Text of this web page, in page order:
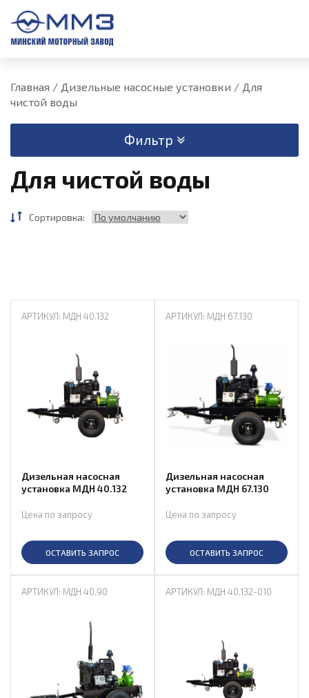
Главная / Дизельные насосные установки / Для
чистой воды
Фильтр
Для чистой воды
Сортировка:
АРТИКУЛ: МДН 40.132
Дизельная насосная
установка МДН 40.132
Цена по запросу
ОСТАВИТЬ ЗАПРОС
АРТИКУЛ: МДН 67.130
Дизельная насосная
установка МДН 67.130
Цена по запросу
ОСТАВИТЬ ЗАПРОС
АРТИКУЛ: МДН 40.90 АРТИКУЛ: МДН 40.132-010